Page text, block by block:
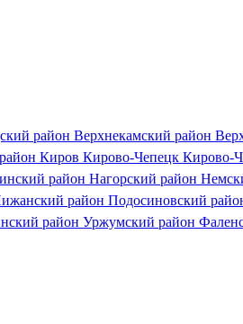
район Верхнекамский район
Киров Кирово-Чепецк Кирово-
район Нагорский район
район Подосиновский
район Уржумский район